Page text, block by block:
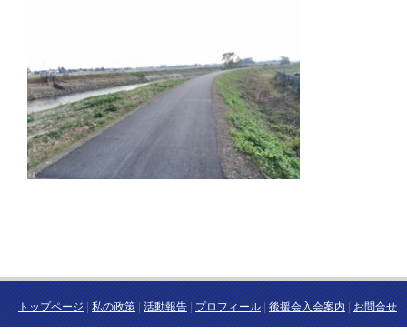
トップページ|私の政策|活動報告|プロフィール|後援会入会案内|お問合せ